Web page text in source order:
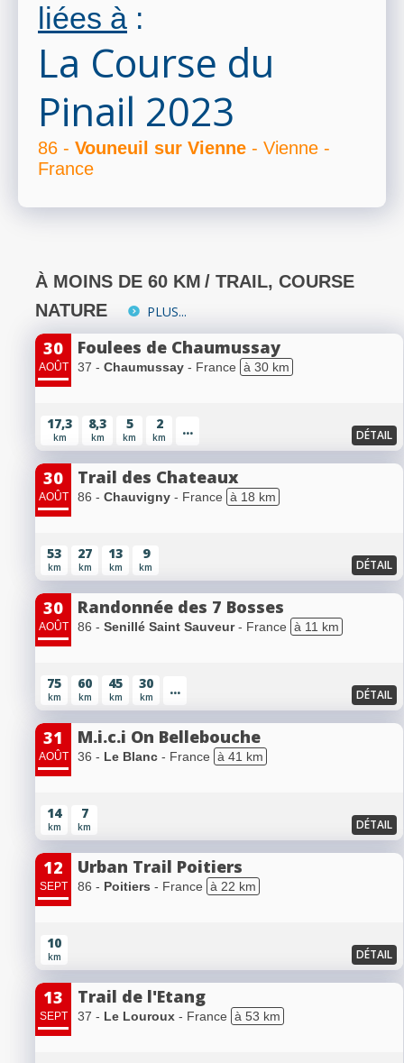
liées à :
La Course du
Pinail 2023
86 - Vouneuil sur Vienne - Vienne -
France
À MOINS DE 60 KM / TRAIL, COURSE
NATURE
PLUS...
30
AOÛT
Foulees de Chaumussay
37 - Chaumussay - France à 30 km
17,3
km
8,3
km
5
km
2
km ... DÉTAIL
30
AOÛT
Trail des Chateaux
86 - Chauvigny - France à 18 km
53
km
27
km
13
km
9
km DÉTAIL
30
AOÛT
Randonnée des 7 Bosses
86 - Senillé Saint Sauveur- France à 11 km
75
km
60
km
45
km
30
km ... DÉTAIL
31
AOÛT
M.i.c.i On Bellebouche
36 - Le Blanc - France à 41 km
14
km
7
km DÉTAIL
12
SEPT
Urban Trail Poitiers
86 - Poitiers - France à 22 km
10
km DÉTAIL
13
SEPT
Trail de l'Etang
37 - Le Louroux - France à 53 km